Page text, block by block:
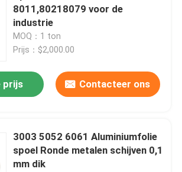
8011,80218079 voor de
industrie
MOQ：1 ton
Prijs：$2,000.00
prijs Contacteer ons
3003 5052 6061 Aluminiumfolie
spoel Ronde metalen schijven 0,1
mm dik